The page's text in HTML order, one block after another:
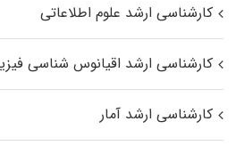
کارشناسی ارشد علوم اطلاعاتی
کارشناسی ارشد اقیانوس‌ شناسی
کارشناسی ارشد آمار